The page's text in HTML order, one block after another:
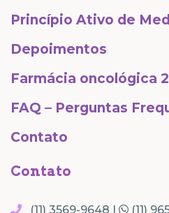
Princípio Ativo de
Depoimentos
Farmácia oncológica
FAQ – Perguntas
Contato
Contato
(11) 3569-9648 | (11)